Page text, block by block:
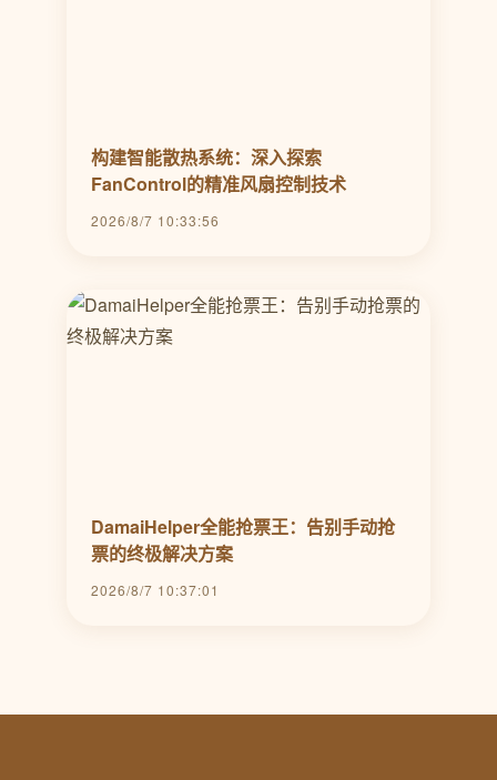
构建智能散热系统：深入探索
FanControl的精准风扇控制技术
2026/8/7 10:33:56
DamaiHelper全能抢票王：告别手动抢
票的终极解决方案
2026/8/7 10:37:01